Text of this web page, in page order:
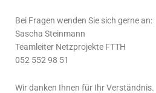
Bei Fragen wenden Sie sich gerne an:
Sascha Steinmann
Teamleiter Netzprojekte FTTH
052 552 98 51
Wir danken Ihnen für Ihr Verständnis.